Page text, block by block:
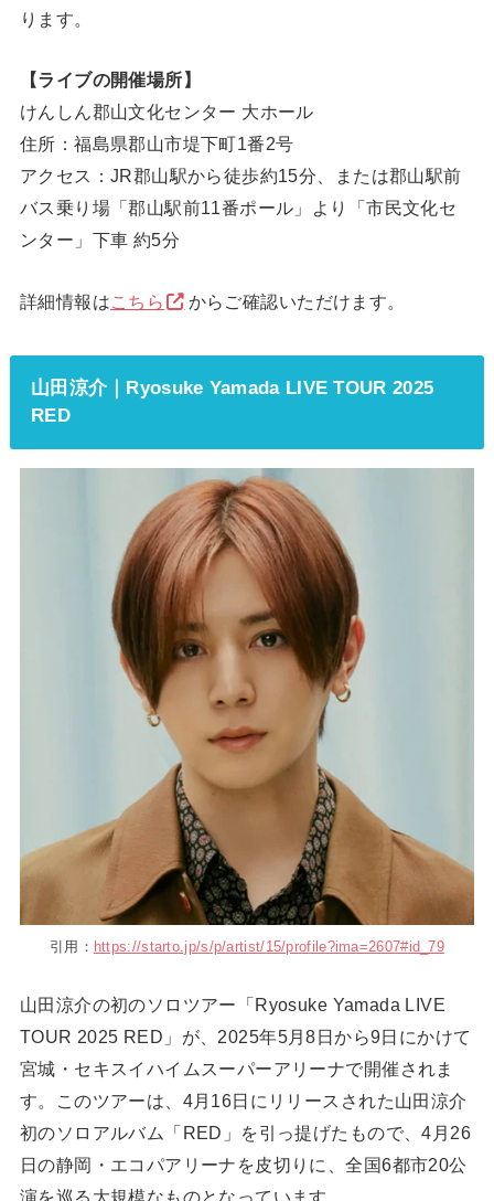
ります。
【ライブの開催場所】
けんしん郡山文化センター 大ホール
住所：福島県郡山市堤下町1番2号
アクセス：JR郡山駅から徒歩約15分、または郡山駅前
バス乗り場「郡山駅前11番ポール」より「市民文化セ
ンター」下車 約5分
詳細情報は こちら からご確認いただけます。
山田涼介｜Ryosuke Yamada LIVE TOUR 2025
RED
引用： https://starto.jp/s/p/artist/15/profile?ima=2607#id_79
山田涼介の初のソロツアー「Ryosuke Yamada LIVE
TOUR 2025 RED」が、2025年5月8日から9日にかけて
宮城・セキスイハイムスーパーアリーナで開催されま
す。このツアーは、4月16日にリリースされた山田涼介
初のソロアルバム「RED」を引っ提げたもので、4月26
日の静岡・エコパアリーナを皮切りに、全国6都市20公
演を巡る大規模なものとなっています。